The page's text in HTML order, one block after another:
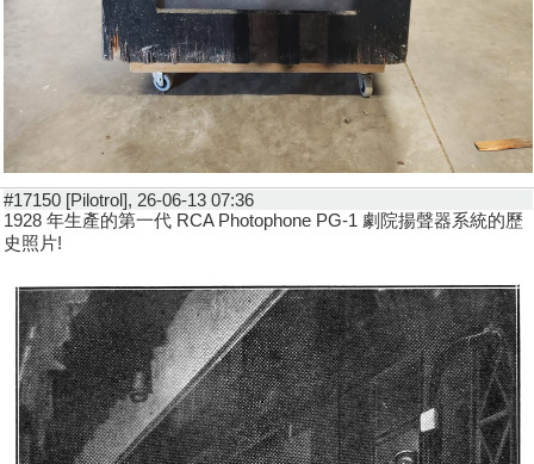
#17150 [Pilotrol], 26-06-13 07:36
1928 年生產的第一代 RCA Photophone PG-1 劇院揚聲器系統的歷
史照片!